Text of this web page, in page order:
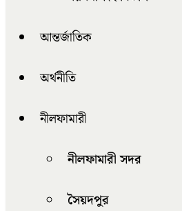
আন্তর্জাতিক
অর্থনীতি
নীলফামারী
নীলফামারী সদর
সৈয়দপুর